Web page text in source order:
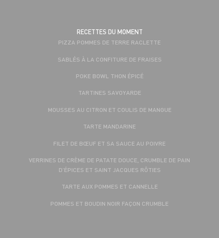
RECETTES DU MOMENT
PIZZA POMMES DE TERRE RACLETTE
SABLÉS À LA CONFITURE DE FRAISES
POKE BOWL THON ÉPICÉ
TARTINES SAVOYARDE
MOUSSES AU CITRON ET COULIS DE MANGUE
TARTE MANDARINE
FILET DE BŒUF ET SA SAUCE AU POIVRE
VERRINES DE CRÈME DE PATATE DOUCE, CRUMBLE DE PAIN
D’ÉPICES ET SAINT JACQUES RÔTIES
TARTE AUX POMMES ET CANNELLE
POMMES ET BOUDIN NOIR FAÇON CRUMBLE